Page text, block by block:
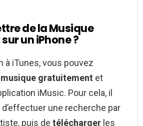
de la Musique
un iPhone ?
à iTunes, vous pouvez
musique gratuitement et
iMusic. Pour cela, il
une recherche par
puis de télécharger les